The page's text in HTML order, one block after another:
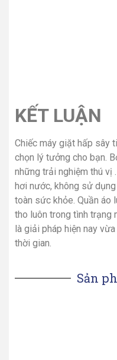
KẾT LUẬN
Chiếc máy giặt hấp sây
chọn lý tưởng cho bạn.
những trải nghiệm thú vị
hơi nước, không sử
toàn sức khỏe. Quần áo
tho luôn trong tình trạng
là giải pháp hiện nay
thời gian.
Sản